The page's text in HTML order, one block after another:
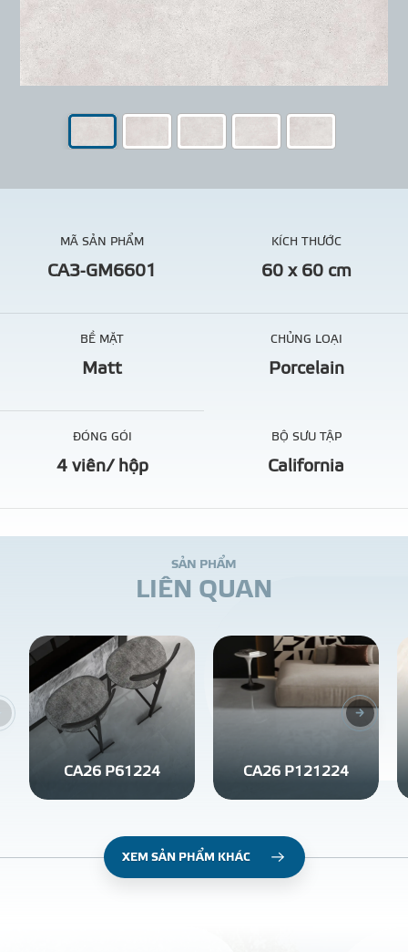
MÃ SẢN PHẨM
CA3-GM6601
KÍCH THƯỚC
60 x 60 cm
BỀ MẶT
Matt
CHỦNG LOẠI
Porcelain
ĐÓNG GÓI
4 viên/ hộp
BỘ SƯU TẬP
California
SẢN PHẨM
LIÊN QUAN
CA26 P61224 CA26 P121224
XEM SẢN PHẨM KHÁC